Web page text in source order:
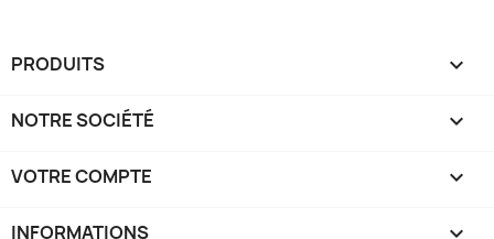
PRODUITS 
NOTRE SOCIÉTÉ 
VOTRE COMPTE 
INFORMATIONS keyboard_arrow_down